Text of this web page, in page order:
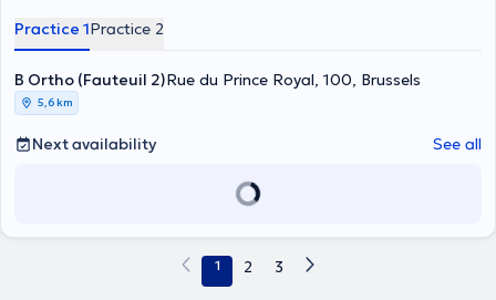
Practice 1Practice 2
B Ortho (Fauteuil 2)Rue du Prince Royal, 100, Brussels
5,6 km
Next availability See all
1 2 3